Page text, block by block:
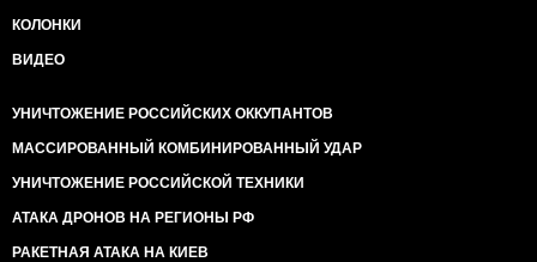
КОЛОНКИ
ВИДЕО
УНИЧТОЖЕНИЕ РОССИЙСКИХ ОККУПАНТОВ
МАССИРОВАННЫЙ КОМБИНИРОВАННЫЙ УДАР
УНИЧТОЖЕНИЕ РОССИЙСКОЙ ТЕХНИКИ
АТАКА ДРОНОВ НА РЕГИОНЫ РФ
РАКЕТНАЯ АТАКА НА КИЕВ